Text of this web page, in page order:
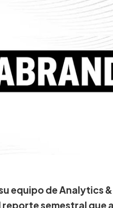
equipo de Analytics
semestral que